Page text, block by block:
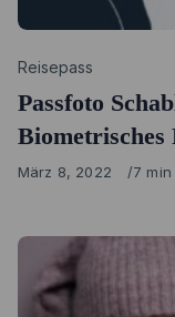
Category
Reisepass
Passfoto
Biometrisches
Published
März 8, 2022 7 min